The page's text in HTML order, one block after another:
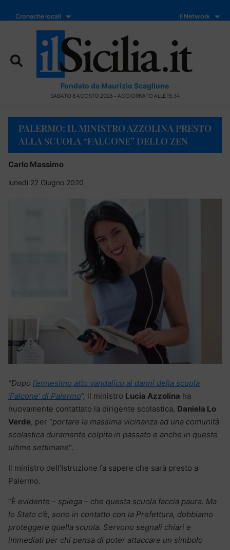
Cronache locali Il Network
Fondato da Maurizio Scaglione
SABATO 8 AGOSTO 2026 - AGGIORNATO ALLE 15:34
PALERMO: IL MINISTRO AZZOLINA PRESTO
ALLA SCUOLA “FALCONE” DELLO ZEN
Carlo Massimo
lunedì 22 Giugno 2020
“Dopo l’ennesimo atto vandalico ai danni della scuola
‘Falcone’ di Palermo“, il ministro Lucia Azzolina ha
nuovamente contattato la dirigente scolastica, Daniela Lo
Verde, per “portare la massima vicinanza ad una comunità
scolastica duramente colpita in passato e anche in queste
ultime settimane“.
Il ministro dell’Istruzione fa sapere che sarà presto a
Palermo.
“È evidente – spiega – che questa scuola faccia paura. Ma
lo Stato c’è, sono in contatto con la Prefettura, dobbiamo
proteggere quella scuola. Servono segnali chiari e
immediati per chi pensa di poter attaccare un simbolo